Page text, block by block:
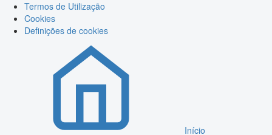
Termos de Utilização
Cookies
Definições de cookies
Início